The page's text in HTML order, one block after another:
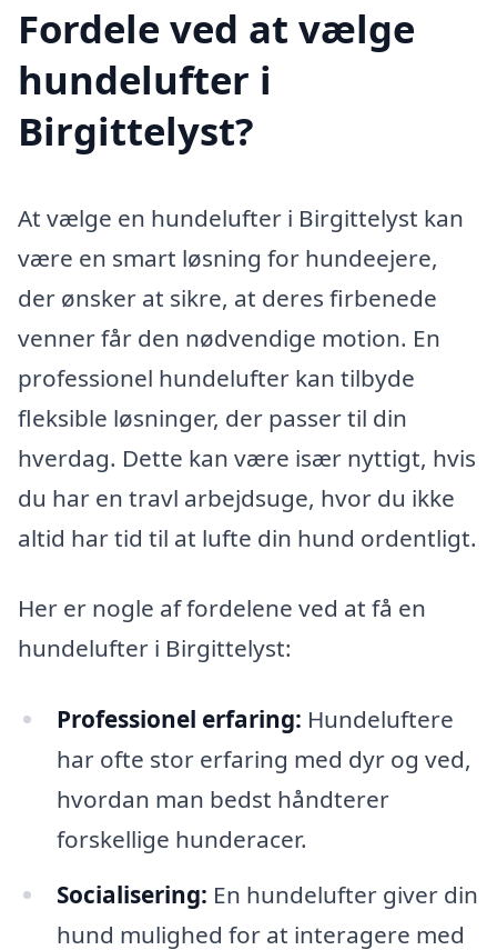
Fordele ved at vælge
hundelufter i
Birgittelyst?
At vælge en hundelufter i Birgittelyst kan
være en smart løsning for hundeejere,
der ønsker at sikre, at deres firbenede
venner får den nødvendige motion. En
professionel hundelufter kan tilbyde
fleksible løsninger, der passer til din
hverdag. Dette kan være især nyttigt, hvis
du har en travl arbejdsuge, hvor du ikke
altid har tid til at lufte din hund ordentligt.
Her er nogle af fordelene ved at få en
hundelufter i Birgittelyst:
Professionel erfaring: Hundeluftere
har ofte stor erfaring med dyr og ved,
hvordan man bedst håndterer
forskellige hunderacer.
Socialisering: En hundelufter giver din
hund mulighed for at interagere med